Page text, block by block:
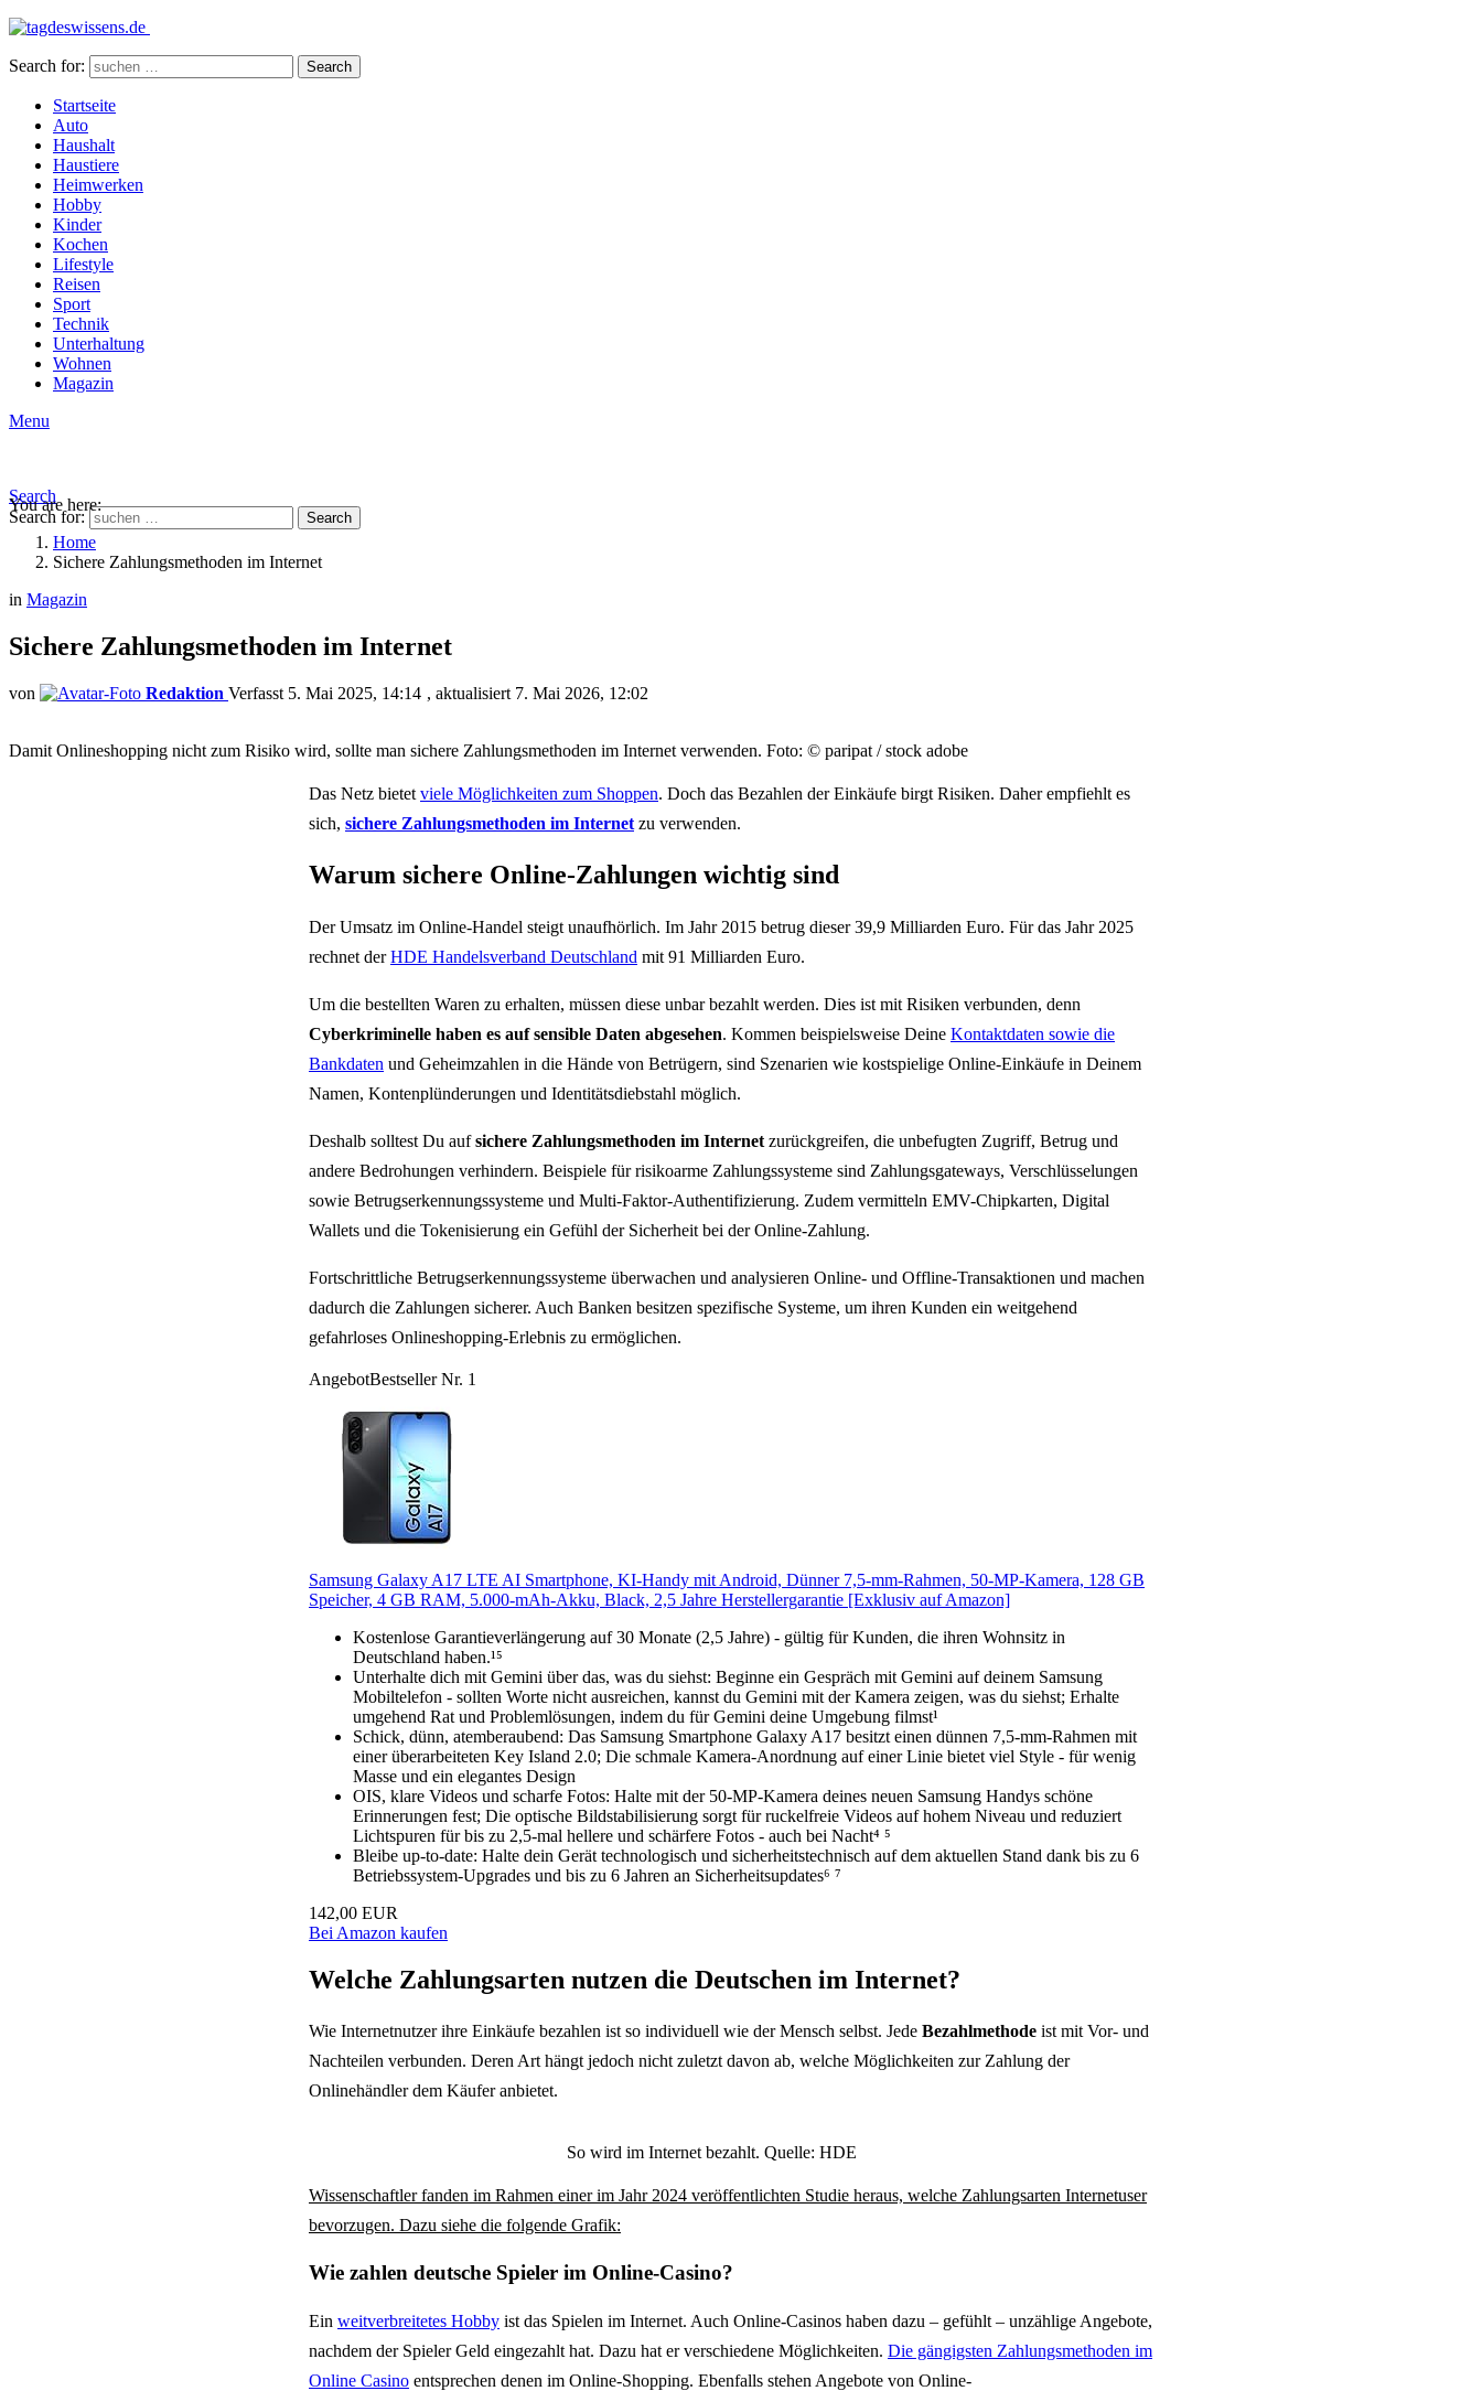
Search for: Search
Startseite
Auto
Haushalt
Haustiere
Heimwerken
Hobby
Kinder
Kochen
Lifestyle
Reisen
Sport
Technik
Unterhaltung
Wohnen
Magazin
Menu
Search
Search for:
Search
You are here:
Home
Sichere Zahlungsmethoden im Internet
in Magazin
Sichere Zahlungsmethoden im Internet
von Redaktion 5. Mai 2025, 14:14 aktualisiert 7. Mai 2026, 12:02
Damit Onlineshopping nicht zum Risiko wird, sollte man sichere Zahlungsmethoden im Internet verwenden. Foto: © paripat / stock adobe
Das Netz bietet viele Möglichkeiten zum Shoppen. Doch das Bezahlen der Einkäufe birgt Risiken. Daher empfiehlt es
sich, sichere Zahlungsmethoden im Internet zu verwenden.
Warum sichere Online-Zahlungen wichtig sind
Der Umsatz im Online-Handel steigt unaufhörlich. Im Jahr 2015 betrug dieser 39,9 Milliarden Euro. Für das Jahr 2025
rechnet derHDE Handelsverband Deutschland mit 91 Milliarden Euro.
Um die bestellten Waren zu erhalten, müssen diese unbar bezahlt werden. Dies ist mit Risiken verbunden, denn
Cyberkriminelle haben es auf sensible Daten abgesehen. Kommen beispielsweise Deine Kontaktdaten sowie die
Bankdaten und Geheimzahlen in die Hände von Betrügern, sind Szenarien wie kostspielige Online-Einkäufe in Deinem
Namen, Kontenplünderungen und Identitätsdiebstahl möglich.
Deshalb solltest Du aufsichere Zahlungsmethoden im Internet zurückgreifen, die unbefugten Zugriff, Betrug und
andere Bedrohungen verhindern. Beispiele für risikoarme Zahlungssysteme sind Zahlungsgateways, Verschlüsselungen
sowie Betrugserkennungssysteme und Multi-Faktor-Authentifizierung. Zudem vermitteln EMV-Chipkarten, Digital
Wallets und die Tokenisierung ein Gefühl der Sicherheit bei der Online-Zahlung.
Fortschrittliche Betrugserkennungssysteme überwachen und analysieren Online- und Offline-Transaktionen und machen
dadurch die Zahlungen sicherer. Auch Banken besitzen spezifische Systeme, um ihren Kunden ein weitgehend
gefahrloses Onlineshopping-Erlebnis zu ermöglichen.
AngebotBestseller Nr. 1
Samsung Galaxy A17 LTE AI Smartphone, KI-Handy mit Android, Dünner 7,5-mm-Rahmen, 50-MP-Kamera, 128 GB
Speicher, 4 GB RAM, 5.000-mAh-Akku, Black, 2,5 Jahre Herstellergarantie [Exklusiv auf Amazon]
Kostenlose Garantieverlängerung auf 30 Monate (2,5 Jahre) - gültig für Kunden, die ihren Wohnsitz in
Deutschland haben.¹⁵
Unterhalte dich mit Gemini über das, was du siehst: Beginne ein Gespräch mit Gemini auf deinem Samsung
Mobiltelefon - sollten Worte nicht ausreichen, kannst du Gemini mit der Kamera zeigen, was du siehst; Erhalte
umgehend Rat und Problemlösungen, indem du für Gemini deine Umgebung filmst¹
Schick, dünn, atemberaubend: Das Samsung Smartphone Galaxy A17 besitzt einen dünnen 7,5-mm-Rahmen mit
einer überarbeiteten Key Island 2.0; Die schmale Kamera-Anordnung auf einer Linie bietet viel Style - für wenig
Masse und ein elegantes Design
OIS, klare Videos und scharfe Fotos: Halte mit der 50-MP-Kamera deines neuen Samsung Handys schöne
Erinnerungen fest; Die optische Bildstabilisierung sorgt für ruckelfreie Videos auf hohem Niveau und reduziert
Lichtspuren für bis zu 2,5-mal hellere und schärfere Fotos - auch bei Nacht⁴ ⁵
Bleibe up-to-date: Halte dein Gerät technologisch und sicherheitstechnisch auf dem aktuellen Stand dank bis zu 6
Betriebssystem-Upgrades und bis zu 6 Jahren an Sicherheitsupdates⁶ ⁷
142,00 EUR
Bei Amazon kaufen
Welche Zahlungsarten nutzen die Deutschen im Internet?
Wie Internetnutzer ihre Einkäufe bezahlen ist so individuell wie der Mensch selbst. Jede Bezahlmethode ist mit Vor- und
Nachteilen verbunden. Deren Art hängt jedoch nicht zuletzt davon ab, welche Möglichkeiten zur Zahlung der
Onlinehändler dem Käufer anbietet.
So wird im Internet bezahlt. Quelle: HDE
Wissenschaftler fanden im Rahmen einer im Jahr 2024 veröffentlichten Studie heraus, welche Zahlungsarten Internetuser
bevorzugen. Dazu siehe die folgende Grafik:
Wie zahlen deutsche Spieler im Online-Casino?
Ein weitverbreitetes Hobby ist das Spielen im Internet. Auch Online-Casinos haben dazu – gefühlt – unzählige Angebote,
nachdem der Spieler Geld eingezahlt hat. Dazu hat er verschiedene Möglichkeiten. Die gängigsten Zahlungsmethoden im
Online Casino entsprechen denen im Online-Shopping. Ebenfalls stehen Angebote von Online-